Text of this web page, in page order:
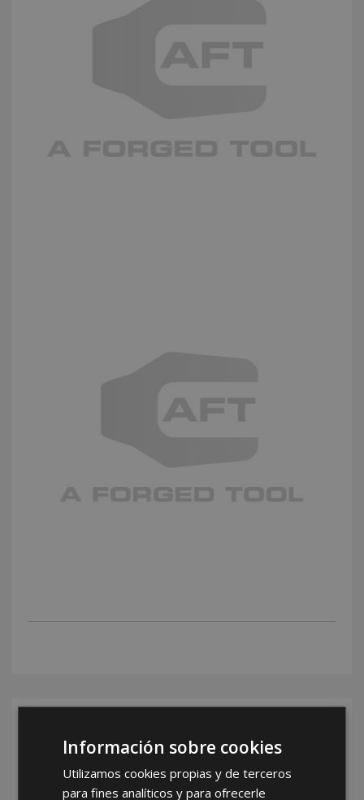
Información sobre cookies
Utilizamos cookies propias y de terceros
para fines analíticos y para ofrecerle